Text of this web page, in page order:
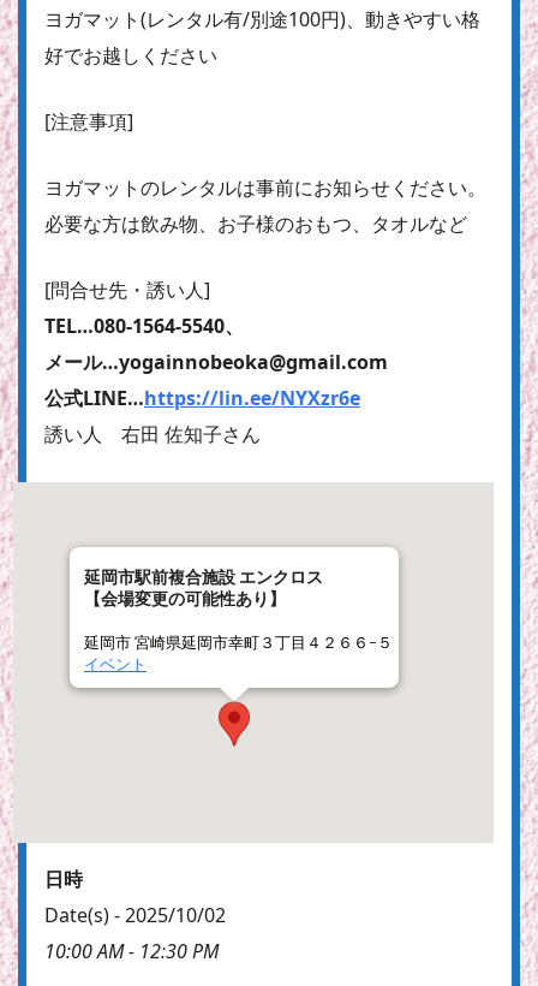
ヨガマット(レンタル有/別途100円)、動きやすい格
好でお越しください
[注意事項]
ヨガマットのレンタルは事前にお知らせください。
必要な方は飲み物、お子様のおもつ、タオルなど
[問合せ先・誘い人]
TEL…080-1564-5540、
メール…yogainnobeoka@gmail.com
公式LINE…https://lin.ee/NYXzr6e
誘い人 右田 佐知子さん
延岡市駅前複合施設 エンクロス
【会場変更の可能性あり】
延岡市 宮崎県延岡市幸町３丁目４２６６−５
イベント
日時
Date(s) - 2025/10/02
10:00 AM - 12:30 PM